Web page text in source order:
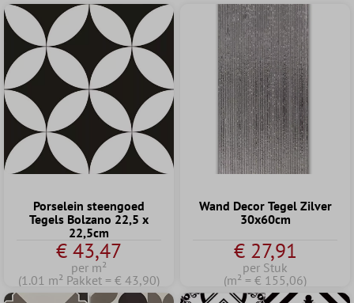
Porselein steengoed
Tegels Bolzano 22,5 x
22,5cm
€ 43,47
per m²
(1.01 m² Pakket = € 43,90)
Wand Decor Tegel Zilver
30x60cm
€ 27,91
per Stuk
(m² = € 155,06)